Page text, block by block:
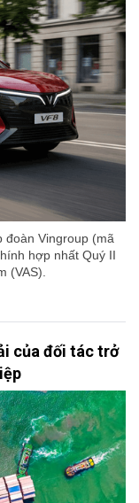
đoàn Vingroup (mã
hợp nhất Quý II
(VAS).
của đối tác trở